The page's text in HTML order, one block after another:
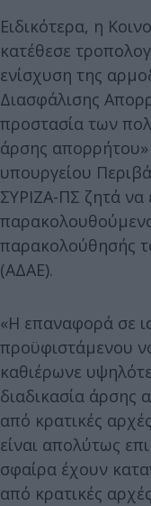
Ειδικότερα, η
κατέθεσε
ενίσχυση της
Διασφάλισης
προστασία των
άρσης
υπουργείου
ΣΥΡΙΖΑ-ΠΣ ζητά να
παρακολούθησής
(ΑΔΑΕ).
«Η επαναφορά σε
προϋφιστάμενου
καθιέρωνε
διαδικασία άρσης
από κρατικές
είναι απολύτως
σφαίρα έχουν
από κρατικές